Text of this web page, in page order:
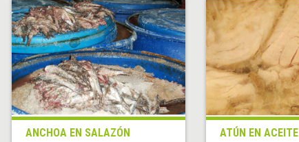
ANCHOA EN SALAZÓN ATÚN EN ACEITE